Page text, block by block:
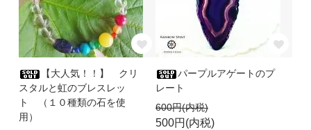
【大人気！！】 クリ
スタルと虹のブレスレッ
ト （１０種類の石を使
用）
パープルアゲートのプ
レート
600円(内税)
500円(内税)